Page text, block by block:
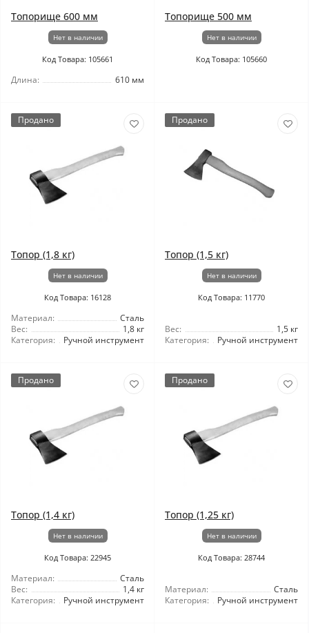
Топорище 600 мм
Нет в наличии
Код Товара: 105661
Длина: 610 мм
Топорище 500 мм
Нет в наличии
Код Товара: 105660
Продано
Топор (1,8 кг)
Нет в наличии
Код Товара: 16128
Материал:
Сталь
Вес:
1,8 кг
Категория:
Ручной инструмент
Продано
Топор (1,5 кг)
Нет в наличии
Код Товара: 11770
Вес:
1,5 кг
Категория:
Ручной инструмент
Продано
Топор (1,4 кг)
Нет в наличии
Код Товара: 22945
Материал:
Сталь
Вес:
1,4 кг
Категория:
Ручной инструмент
Продано
Топор (1,25 кг)
Нет в наличии
Код Товара: 28744
Материал:
Сталь
Категория:
Ручной инструмент